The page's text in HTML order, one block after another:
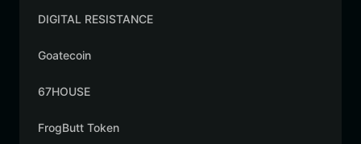
DIGITAL RESISTANCE
Goatecoin
67HOUSE
FrogButt Token